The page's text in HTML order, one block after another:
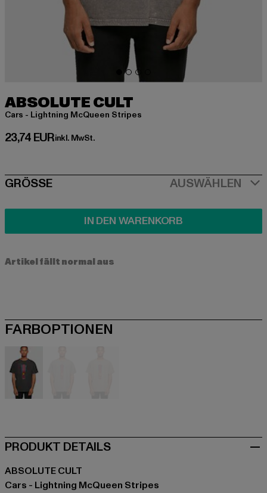
ABSOLUTE CULT
Cars - Lightning McQueen Stripes
23,74 EUR
Derzeitiger Preis: 23,74 EUR
inkl. MwSt.
SIZE
GRÖSSE AUSWÄHLEN
IN DEN WARENKORB
Artikel fällt normal aus
FARBOPTIONEN
PRODUKT DETAILS
ABSOLUTE CULT
Cars - Lightning McQueen Stripes